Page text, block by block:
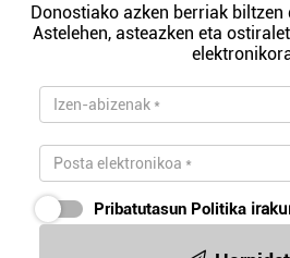
Donostiako azken berriak biltzen
Astelehen, asteazken eta
Pribatutasun Politika